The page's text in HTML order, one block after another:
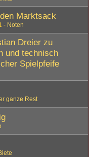
Marktsack
Noten
Dreier zu
und technisch
Spielpfeife
ganze Rest